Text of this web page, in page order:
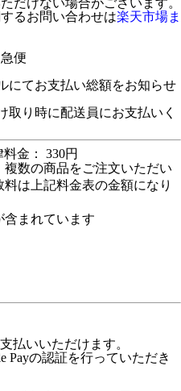
だけない場合がございます。
るお問い合わせは楽天市場ま
便
にてお支払い総額をお知らせ
取り時に配送員にお支払いく
金： 330円
数の商品をご注文いただい
は上記料金表の金額になり
含まれています
払いいただけます。
Payの認証を行っていただき